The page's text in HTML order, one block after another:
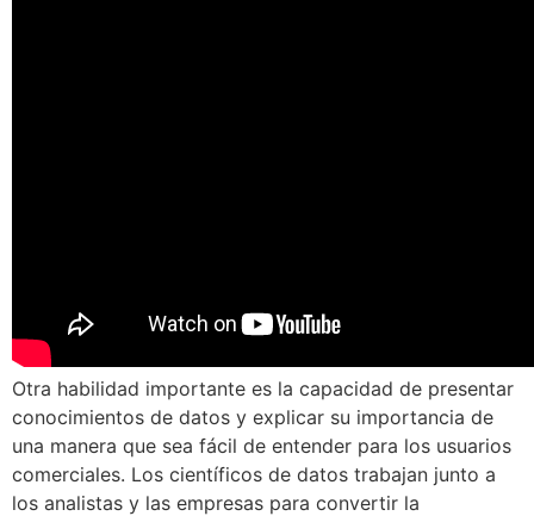
Otra habilidad importante es la capacidad de presentar
conocimientos de datos y explicar su importancia de
una manera que sea fácil de entender para los usuarios
comerciales. Los científicos de datos trabajan junto a
los analistas y las empresas para convertir la